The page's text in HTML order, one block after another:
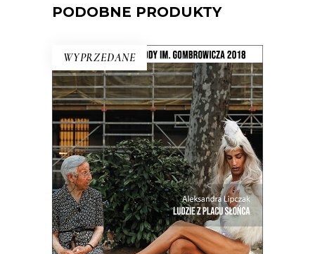
PODOBNE PRODUKTY
WYPRZEDANE
LUDZIE Z PLACU SŁOŃCA
Intymny portret kraju na rozdrożu.
Miejsca, w którym coś się skończyło, a
nowe jeszcze nie zaczęło. Reportaże o
Hiszpanii z krwi i kości, a nie z
turystycznego folderu.